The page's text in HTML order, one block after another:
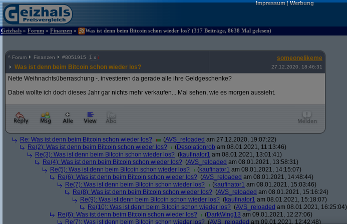
Impressum|Werbung
Geizhals » Forum » Finanzen » Was ist denn beim Bitcoin schon wieder los? (317 Beiträge, 8638 Mal gelesen)
^ Forum Finanzen #8051915 1 x
Was ist denn beim Bitcoin schon wieder los?
someonelikeme
27.12.2020, 18:46:31
Nette Weihnachtsüberraschung -. investieren da gerade alle ihre Geldgeschenke?
Dabei wollte ich doch dieses Jahr gar nichts mehr verkaufen... Mal sehen, wie es morgen aussieht.
Re: Was ist denn beim Bitcoin schon wieder los? (AVS_reloaded am 27.12.2020, 19:07:22)
Re(2): Was ist denn beim Bitcoin schon wieder los?
(Desolationrob am 08.01.2021, 11:13:46)
Re(3): Was ist denn beim Bitcoin schon wieder los? (kaufinator1 am 08.01.2021, 13:01:41)
Re(4): Was ist denn beim Bitcoin schon wieder los? (AVS_reloaded am 08.01.2021, 13:58:31)
Re(5): Was ist denn beim Bitcoin schon wieder los?
(kaufinator1 am 08.01.2021, 14:15:07)
Re(6): Was ist denn beim Bitcoin schon wieder los? (AVS_reloaded am 08.01.2021, 14:48:44)
Re(7): Was ist denn beim Bitcoin schon wieder los?
(kaufinator1 am 08.01.2021, 15:03:46)
Re(8): Was ist denn beim Bitcoin schon wieder los? (AVS_reloaded am 08.01.2021, 15:16:24)
Re(9): Was ist denn beim Bitcoin schon wieder los? (kaufinator1 am 08.01.2021, 15:18:07)
Re(10): Was ist denn beim Bitcoin schon wieder los? (AVS_reloaded am 08.01.2021, 16:25:04)
Re(6): Was ist denn beim Bitcoin schon wieder los?
(DarkWing13 am 09.01.2021, 12:27:06)
Re(7): Was ist denn beim Bitcoin schon wieder los? (AVS_reloaded am 09.01.2021, 12:42:48)